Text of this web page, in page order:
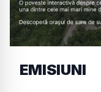
EMISIUNI